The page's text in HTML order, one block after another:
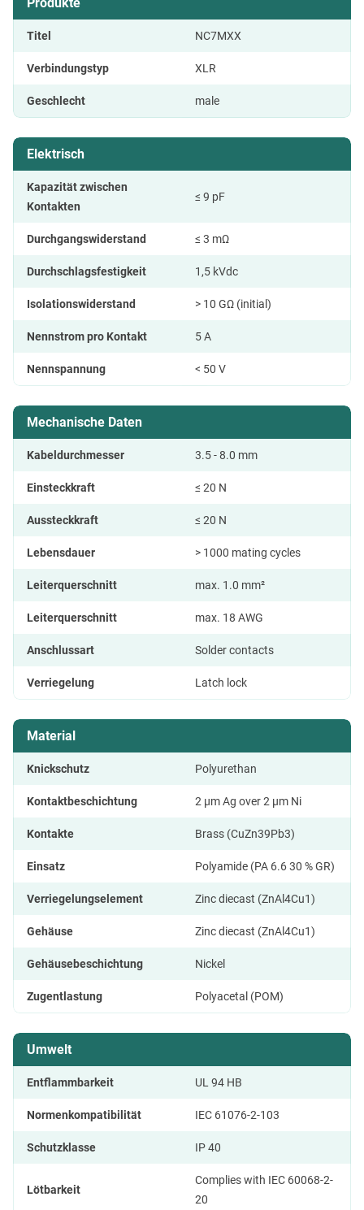
Titel NC7MXX
Verbindungstyp XLR
Geschlecht male
Elektrisch
Kapazität zwischen
Kontakten
≤ 9 pF
Durchgangswiderstand ≤ 3 mΩ
Durchschlagsfestigkeit 1,5 kVdc
Isolationswiderstand > 10 GΩ (initial)
Nennstrom pro Kontakt 5 A
Nennspannung < 50 V
Mechanische Daten
Kabeldurchmesser 3.5 - 8.0 mm
Einsteckkraft ≤ 20 N
Aussteckkraft ≤ 20 N
Lebensdauer > 1000 mating cycles
Leiterquerschnitt max. 1.0 mm²
Leiterquerschnitt max. 18 AWG
Anschlussart Solder contacts
Verriegelung Latch lock
Material
Knickschutz Polyurethan
Kontaktbeschichtung 2 µm Ag over 2 µm Ni
Kontakte Brass (CuZn39Pb3)
Einsatz Polyamide (PA 6.6 30 % GR)
Verriegelungselement Zinc diecast (ZnAl4Cu1)
Gehäuse Zinc diecast (ZnAl4Cu1)
Gehäusebeschichtung Nickel
Zugentlastung Polyacetal (POM)
Umwelt
Entflammbarkeit UL 94 HB
Normenkompatibilität IEC 61076-2-103
Schutzklasse IP 40
Lötbarkeit
Complies with IEC 60068-2-
20